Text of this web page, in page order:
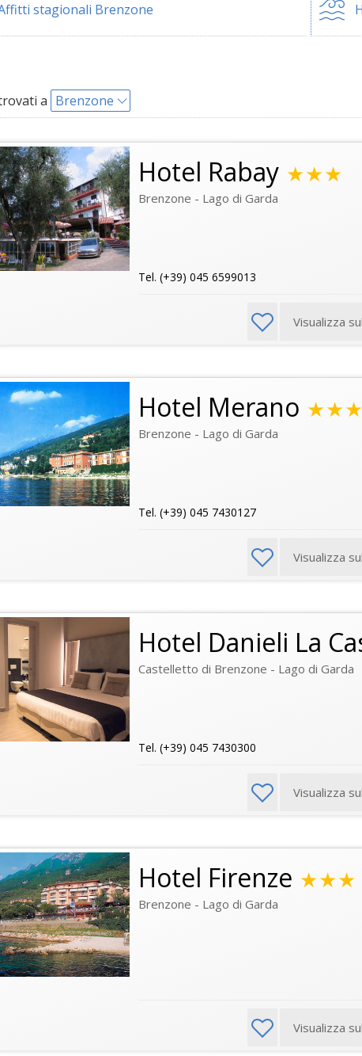
stagionali Brenzone
a Brenzone
Hotel Rabay ★★★
Brenzone - Lago di Garda
Tel. (+39) 045 6599013
Visualizza
Hotel Merano ★★★
Brenzone - Lago di Garda
Tel. (+39) 045 7430127
Visualizza
Hotel Danieli La
Castelletto di Brenzone - Lago di Garda
Tel. (+39) 045 7430300
Visualizza
Hotel Firenze ★★★
Brenzone - Lago di Garda
Visualizza